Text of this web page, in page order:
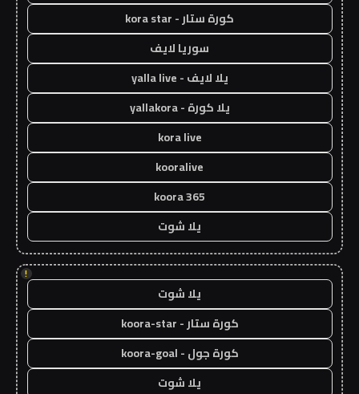
كورة ستار - kora star
سوريا لايف
يلا لايف - yalla live
يلا كورة - yallakora
kora live
kooralive
koora 365
يلا شوت
!
يلا شوت
كورة ستار - koora-star
كورة جول - koora-goal
يلا شوت